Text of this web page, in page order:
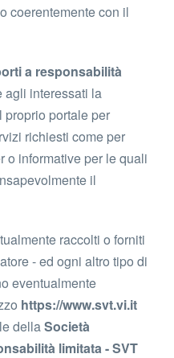
coerentemente con il
a responsabilità
agli interessati la
portale per
richiesti come per
o informative per le quali
il
raccolti o forniti
- ed ogni altro tipo di
eventualmente
https://www.svt.vi.it
dellaSocietà
limitata - SVT